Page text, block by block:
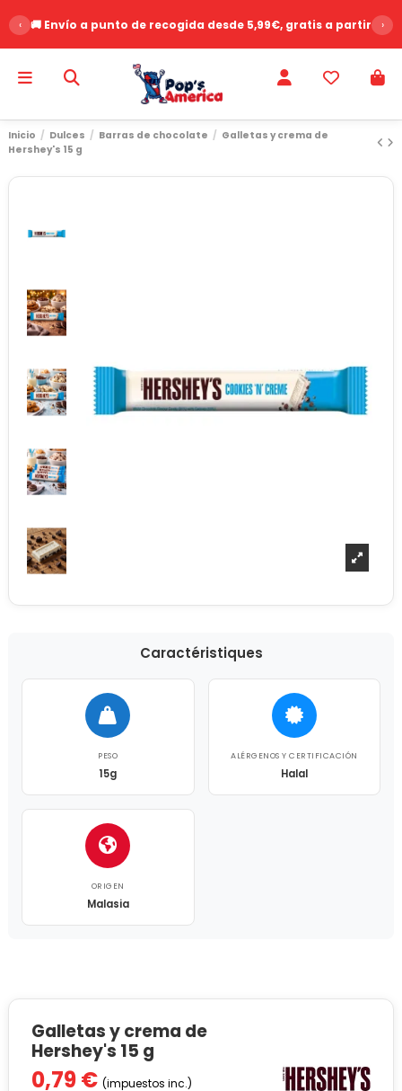
‹ 🚚 Envío a punto de recogida desde 5,99€, gratis a partir de
›
Inicio Dulces Barras de chocolate
Galletas y crema de
Hershey's 15 g
Caractéristiques
PESO
15g
ALÉRGENOS Y CERTIFICACIÓN
Halal
ORIGEN
Malasia
Galletas y crema de
Hershey's 15 g
0,79 € (impuestos inc.)